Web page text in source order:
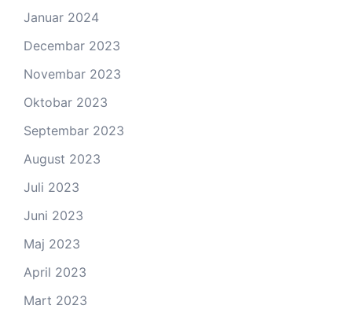
Januar 2024
Decembar 2023
Novembar 2023
Oktobar 2023
Septembar 2023
August 2023
Juli 2023
Juni 2023
Maj 2023
April 2023
Mart 2023